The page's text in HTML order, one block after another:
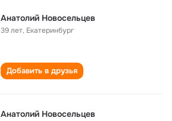
Анатолий Новосельцев
39 лет, Екатеринбург
Добавить в друзья
Анатолий Новосельцев